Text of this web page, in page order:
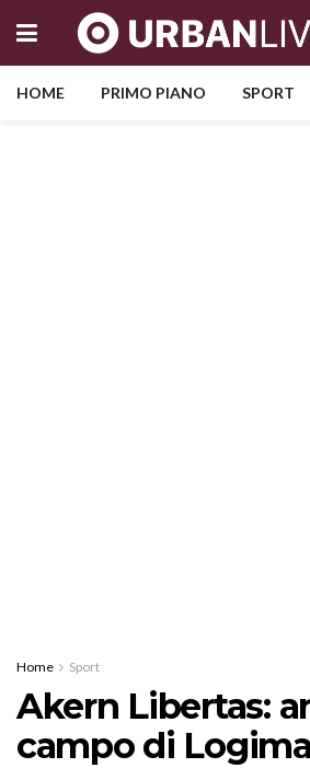
HOME PRIMO PIANO SPORT
Home Sport
Akern Libertas:
campo di